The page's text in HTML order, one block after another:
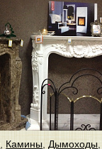
Камины Дымоходы